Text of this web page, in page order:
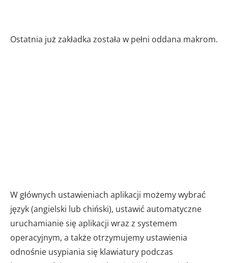
Ostatnia już zakładka została w pełni oddana makrom.
W głównych ustawieniach aplikacji możemy wybrać
język (angielski lub chiński), ustawić automatyczne
uruchamianie się aplikacji wraz z systemem
operacyjnym, a także otrzymujemy ustawienia
odnośnie usypiania się klawiatury podczas